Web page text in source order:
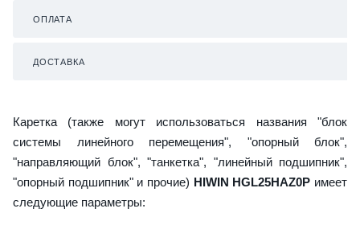
ОПЛАТА
ДОСТАВКА
Каретка (также могут использоваться названия "блок
системы линейного перемещения", "опорный блок",
"направляющий блок", "танкетка", "линейный подшипник",
"опорный подшипник" и прочие) HIWIN HGL25HAZ0P имеет
следующие параметры: